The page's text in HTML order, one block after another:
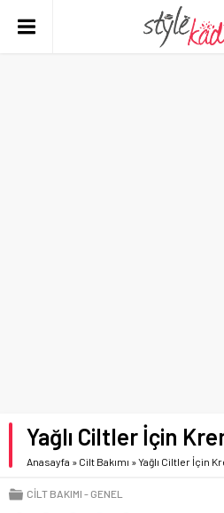
Yağlı Ciltler İçin
Anasayfa » Cilt Bakımı »Yağlı Ciltler İçin
CILT BAKIMI GENEL